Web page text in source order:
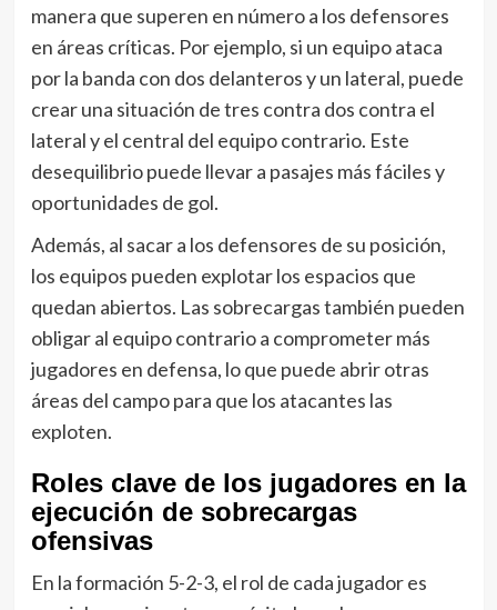
manera que superen en número a los defensores
en áreas críticas. Por ejemplo, si un equipo ataca
por la banda con dos delanteros y un lateral, puede
crear una situación de tres contra dos contra el
lateral y el central del equipo contrario. Este
desequilibrio puede llevar a pasajes más fáciles y
oportunidades de gol.
Además, al sacar a los defensores de su posición,
los equipos pueden explotar los espacios que
quedan abiertos. Las sobrecargas también pueden
obligar al equipo contrario a comprometer más
jugadores en defensa, lo que puede abrir otras
áreas del campo para que los atacantes las
exploten.
Roles clave de los jugadores en la
ejecución de sobrecargas
ofensivas
En la formación 5-2-3, el rol de cada jugador es